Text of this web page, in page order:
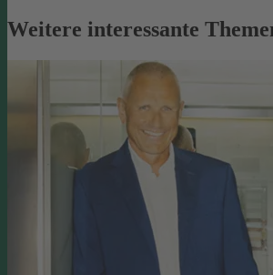
Weitere interessante